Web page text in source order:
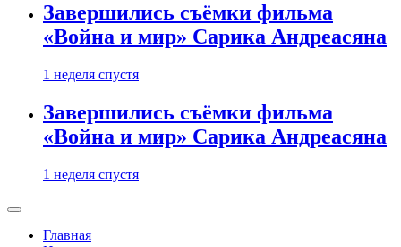
Завершились съёмки фильма
«Война и мир» Сарика Андреасяна
1 неделя спустя
Завершились съёмки фильма
«Война и мир» Сарика Андреасяна
1 неделя спустя
Главная